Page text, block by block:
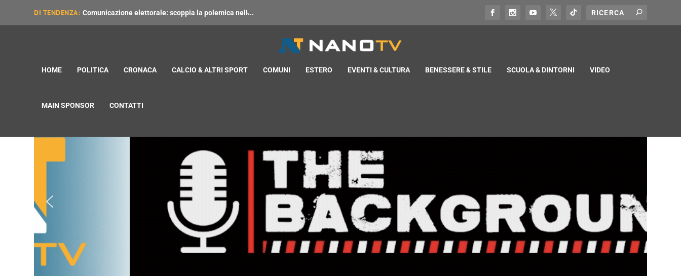
DI TENDENZA: Comunicazione elettorale: scoppia la polemica nell̵...
HOME POLITICA CRONACA CALCIO & ALTRI SPORT COMUNI ESTERO EVENTI & CULTURA BENESSERE & STILE SCUOLA & DINTORNI VIDEO
MAIN SPONSOR CONTATTI